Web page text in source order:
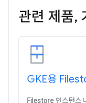
관련 제품,
GKE용
Filestore 인스턴스